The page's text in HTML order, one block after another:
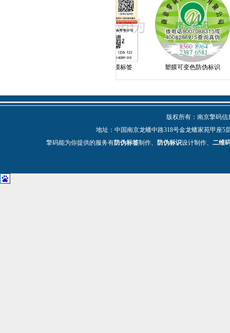
纸面无膜标签 塑膜可变色防伪标识
版权所有：南京擎码
地址：中国南京龙蟠中路318号金龙蟠家苑甲座5
擎码能为你提供的服务有防伪标签制作、 防伪标识设计制作、 二维